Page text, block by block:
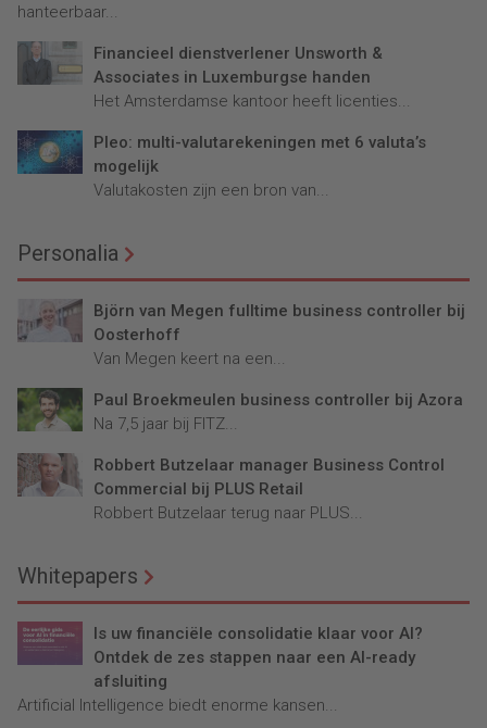
hanteerbaar...
Financieel dienstverlener Unsworth &
Associates in Luxemburgse handen
Het Amsterdamse kantoor heeft licenties...
Pleo: multi-valutarekeningen met 6 valuta’s
mogelijk
Valutakosten zijn een bron van...
Personalia
Björn van Megen fulltime business controller bij
Oosterhoff
Van Megen keert na een...
Paul Broekmeulen business controller bij Azora
Na 7,5 jaar bij FITZ...
Robbert Butzelaar manager Business Control
Commercial bij PLUS Retail
Robbert Butzelaar terug naar PLUS...
Whitepapers
Is uw financiële consolidatie klaar voor AI?
Ontdek de zes stappen naar een AI-ready
afsluiting
Artificial Intelligence biedt enorme kansen...